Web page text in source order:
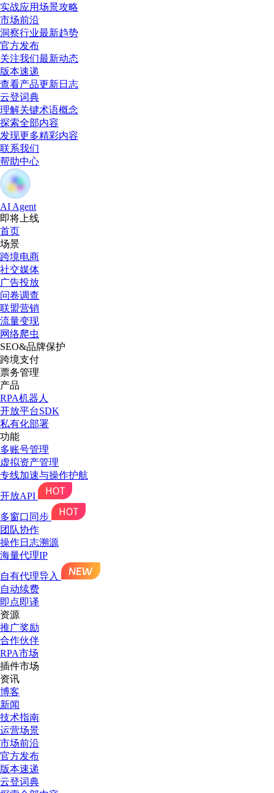
实战应用场景攻略
市场前沿
洞察行业最新趋势
官方发布
关注我们最新动态
版本速递
查看产品更新日志
云登词典
理解关键术语概念
探索全部内容
发现更多精彩内容
联系我们
帮助中心
AI Agent
即将上线
首页
场景
跨境电商
社交媒体
广告投放
问卷调查
联盟营销
流量变现
网络爬虫
SEO&品牌保护
跨境支付
票务管理
产品
RPA机器人
开放平台SDK
私有化部署
功能
多账号管理
虚拟资产管理
专线加速与操作护航
开放API
多窗口同步
团队协作
操作日志溯源
海量代理IP
自有代理导入
自动续费
即点即译
资源
推广奖励
合作伙伴
RPA市场
插件市场
资讯
博客
新闻
技术指南
运营场景
市场前沿
官方发布
版本速递
云登词典